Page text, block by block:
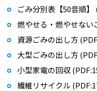
ごみ分別表【50音順】
燃やせる・燃やせない
資源ごみの出し方
大型ごみの出し方
小型家電の回収
繊維リサイクル